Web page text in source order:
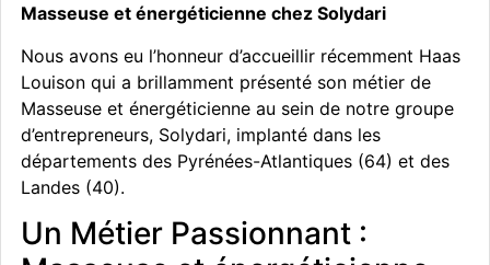
Masseuse et énergéticienne chez Solydari
Nous avons eu l’honneur d’accueillir récemment Haas
Louison qui a brillamment présenté son métier de
Masseuse et énergéticienne au sein de notre groupe
d’entrepreneurs, Solydari, implanté dans les
départements des Pyrénées-Atlantiques (64) et des
Landes (40).
Un Métier Passionnant :